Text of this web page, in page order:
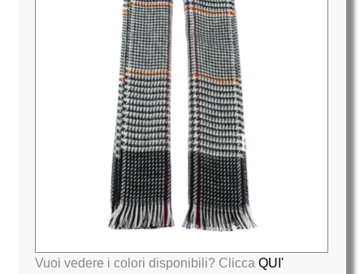
Vuoi vedere i colori disponibili? Clicca QUI'